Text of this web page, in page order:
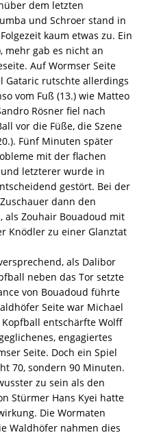
dem letzten
und Schroer stand in
kaum etwas zu. Ein
mehr gab es nicht an
Auf Wormser Seite
Gataric rutschte allerdings
vom Fuß (13.) wie Matteo
Rösner fiel nach
vor die Füße, die Szene
Fünf Minuten später
mit der flachen
letzterer wurde in
gestört. Bei der
dann den
als Zouhair Bouadoud mit
Knödler zu einer Glanztat
als Dalibor
neben das Tor setzte
von Bouadoud führte
Seite war Michael
entschärfte Wolff
engagiertes
Seite. Doch ein Spiel
70, sondern 90 Minuten.
zu sein als den
Stürmer Hans Kyei hatte
Die Wormaten
Waldhöfer nahmen dies